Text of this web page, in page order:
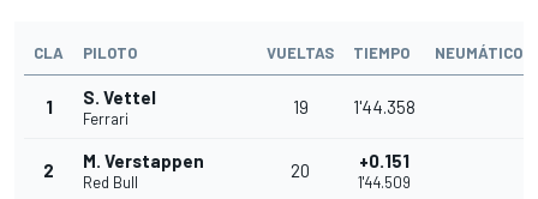
CLA PILOTO VUELTAS TIEMPO NEUMÁTICOS
1 S. Vettel
Ferrari
19 1'44.358
2 M. Verstappen
Red Bull
20 +0.151
1'44.509